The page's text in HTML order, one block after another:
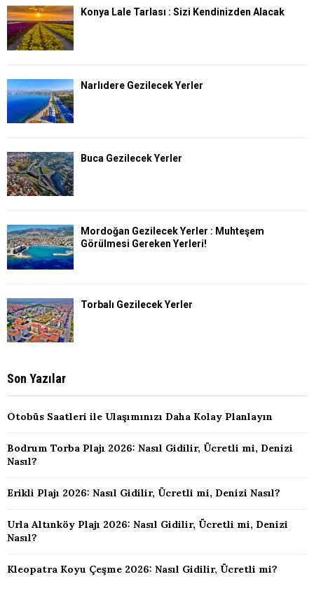
Konya Lale Tarlası : Sizi Kendinizden Alacak
Narlıdere Gezilecek Yerler
Buca Gezilecek Yerler
Mordoğan Gezilecek Yerler : Muhteşem
Görülmesi Gereken Yerleri!
Torbalı Gezilecek Yerler
Son Yazılar
Otobüs Saatleri ile Ulaşımınızı Daha Kolay Planlayın
Bodrum Torba Plajı 2026: Nasıl Gidilir, Ücretli mi, Denizi
Nasıl?
Erikli Plajı 2026: Nasıl Gidilir, Ücretli mi, Denizi Nasıl?
Urla Altınköy Plajı 2026: Nasıl Gidilir, Ücretli mi, Denizi
Nasıl?
Kleopatra Koyu Çeşme 2026: Nasıl Gidilir, Ücretli mi?